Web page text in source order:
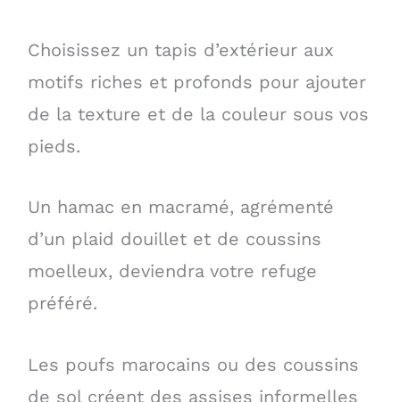
Choisissez un tapis d’extérieur aux
motifs riches et profonds pour ajouter
de la texture et de la couleur sous vos
pieds.
Un hamac en macramé, agrémenté
d’un plaid douillet et de coussins
moelleux, deviendra votre refuge
préféré.
Les poufs marocains ou des coussins
de sol créent des assises informelles